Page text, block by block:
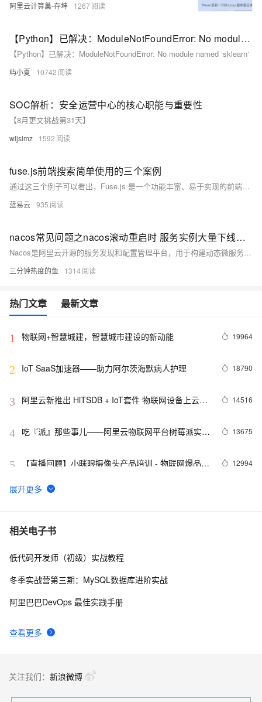
阿里云计算巢-存坤 1267
【Python】已解决：ModuleNotFoundError: No module named ‘sklearn‘
【Python】已解决：ModuleNotFoundError: No module named ‘sklearn‘
屿小夏 10742
SOC解析：安全运营中心的核心职能与重要性
【8月更文挑战第31天】
wljslmz 1592
fuse.js前端搜索简单使用的三个案例
通过这三个例子可以看出，Fuse.js 是一个功能丰富、易于实现的前端搜索库。它使开发者能够便捷地实现从基础到高级的搜索功能，无论是简单的列表搜索还是实时的搜索建议，都能够高效、精确地提供给用户所需的信息。
蓝易云 935
nacos常见问题之nacos滚动重启时 服务实例大量下线如何解决
Nacos是阿里云开源的服务发现和配置管理平台，用于构建动态微服务应用架构；本汇总针对Nacos在实际应用中用户常遇到的问题进行了归纳和解答，旨在帮助开发者和运维人员高效解决使用Nacos时的各类疑难杂症。
三分钟热度的鱼 1314
热门文章 最新文章
1 物联网+智慧城建，智慧城市建设的新动能 19964
2 IoT SaaS加速器——助力阿尔茨海默病人护理 18790
3
阿里云新推出 HiTSDB + IoT套件 物联网设备上云步
14516
4 吃『派』那些事儿——阿里云物联网平台树莓派实战
13675
5
【直播回顾】小眯眼摄像头产品培训 - 物联网爆品推
12994
6 基于Zero-Ice搭建的物联网监控平台
7 uDevice Center - IoT在线开发板/设备平台
8 NB-IOT物联网平台是如何工作的
线】
相关电子书
查看更多
低代码开发师（初级）实战教程
冬季实战营第三期：MySQL数据库进阶实战
阿里巴巴DevOps 最佳实践手册
关注我们： 新浪微博